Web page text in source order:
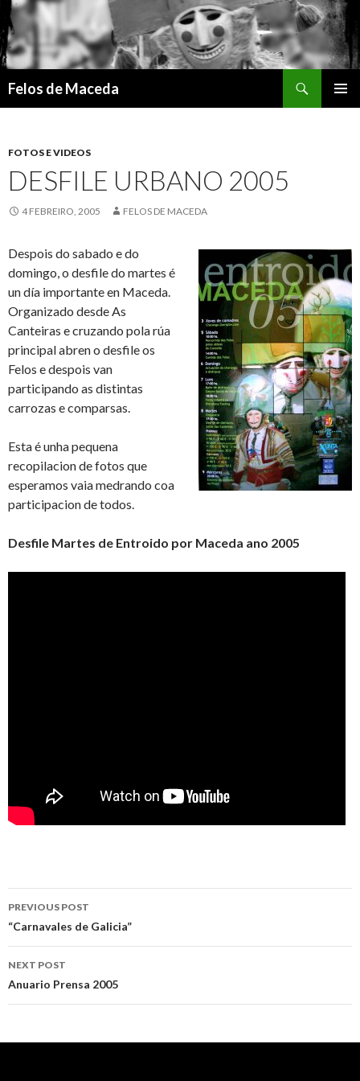
Felos de Maceda
FOTOS E VIDEOS
DESFILE URBANO 2005
4 FEBREIRO, 2005 FELOS DE MACEDA
Despois do sabado e do
domingo, o desfile do martes é
un día importante en Maceda.
Organizado desde As
Canteiras e cruzando pola rúa
principal abren o desfile os
Felos e despois van
participando as distintas
carrozas e comparsas.
Esta é unha pequena
recopilacion de fotos que
esperamos vaia medrando coa
participacion de todos.
Desfile Martes de Entroido por Maceda ano 2005
navigation
PREVIOUS POST
“Carnavales de Galicia”
NEXT POST
Anuario Prensa 2005